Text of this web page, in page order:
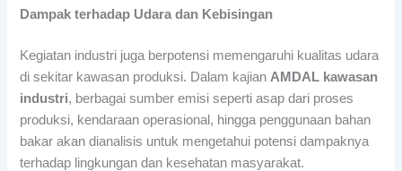
Dampak terhadap Udara dan Kebisingan
Kegiatan industri juga berpotensi memengaruhi kualitas udara
di sekitar kawasan produksi. Dalam kajian AMDAL kawasan
industri, berbagai sumber emisi seperti asap dari proses
produksi, kendaraan operasional, hingga penggunaan bahan
bakar akan dianalisis untuk mengetahui potensi dampaknya
terhadap lingkungan dan kesehatan masyarakat.